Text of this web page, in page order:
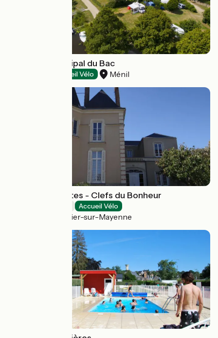
Camping municipal du Bac
Accueil Vélo Ménil
Chambres d'hôtes - Clefs du Bonheur
Accueil Vélo
Château-Gontier-sur-Mayenne